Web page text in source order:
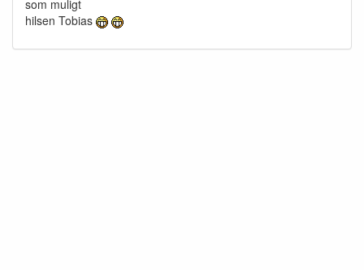
som muligt
hilsen Tobias